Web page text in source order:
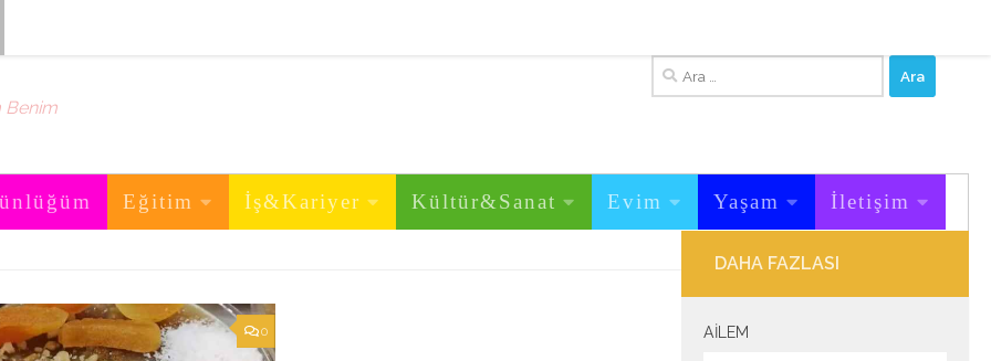
Benim
Arama:
Eğitim İş&Kariyer Kültür&Sanat Evim Yaşam İletişim
0
DAHA FAZLASI
AILEM